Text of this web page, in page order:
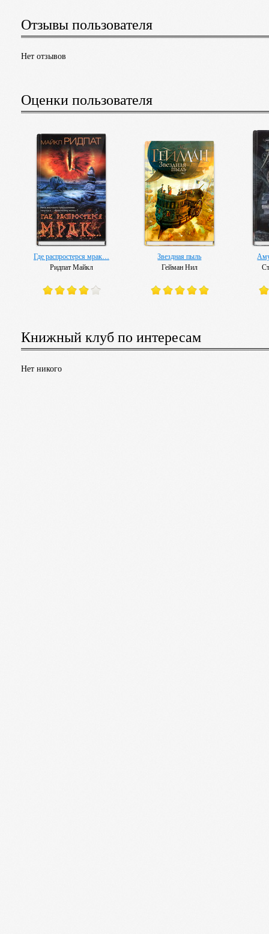
Роллинс Джеймс
Отзывы пользователя
Нет отзывов
Оценки пользователя
Где распростерся мрак…
Ридпат Майкл
Звездная пыль
Гейман Нил
Книжный клуб по интересам
Нет никого